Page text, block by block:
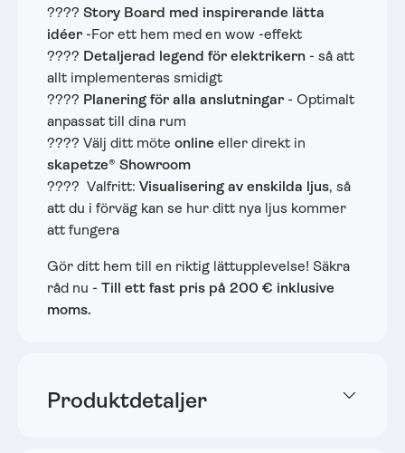
???? Story Board med inspirerande lätta
idéer -For ett hem med en wow -effekt
???? Detaljerad legend för elektrikern - så att
allt implementeras smidigt
???? Planering för alla anslutningar - Optimalt
anpassat till dina rum
???? Välj ditt möte online eller direkt in
skapetze® Showroom
???? ️ Valfritt: Visualisering av enskilda ljus, så
att du i förväg kan se hur ditt nya ljus kommer
att fungera
Gör ditt hem till en riktig lättupplevelse! Säkra
råd nu - Till ett fast pris på 200 € inklusive
moms.
Produktdetaljer